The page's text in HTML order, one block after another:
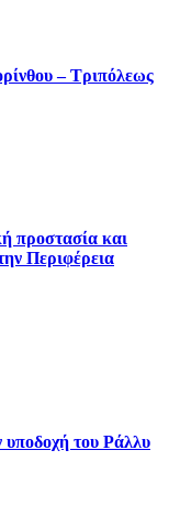
– Τριπόλεως
προστασία και
Περιφέρεια
υποδοχή του Ράλλυ